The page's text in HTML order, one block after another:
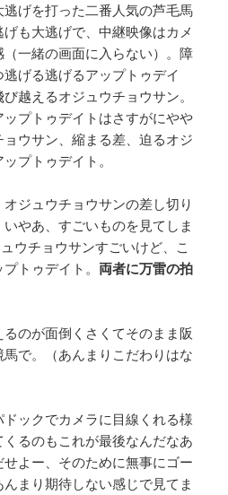
げを打った二番人気の芦毛馬
も大逃げで、中継映像はカメ
一緒の画面に入らない）。障
げる逃げるアップトゥデイ
越えるオジュウチョウサン。
プトゥデイトはさすがにやや
ウサン、縮まる差、迫るオジ
プトゥデイト。
ジュウチョウサンの差し切り
やあ、すごいものを見てしま
ウチョウサンすごいけど、こ
トゥデイト。 両者に万雷の拍
のが面倒くさくてそのまま阪
で。（あんまりこだわりはな
ックでカメラに目線くれる様
るのもこれが最後なんだなあ
よー、そのために無事にゴー
まり期待しない感じで見てま